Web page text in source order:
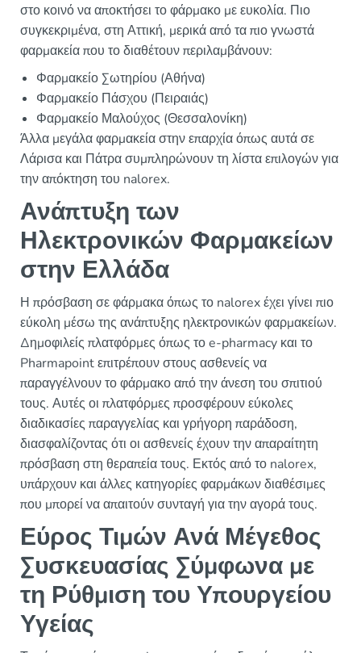
στο κοινό να αποκτήσει το φάρμακο με ευκολία. Πιο
συγκεκριμένα, στη Αττική, μερικά από τα πιο γνωστά
φαρμακεία που το διαθέτουν περιλαμβάνουν:
Φαρμακείο Σωτηρίου (Αθήνα)
Φαρμακείο Πάσχου (Πειραιάς)
Φαρμακείο Μαλούχος (Θεσσαλονίκη)
Άλλα μεγάλα φαρμακεία στην επαρχία όπως αυτά σε
Λάρισα και Πάτρα συμπληρώνουν τη λίστα επιλογών για
την απόκτηση του nalorex.
Ανάπτυξη των
Ηλεκτρονικών Φαρμακείων
στην Ελλάδα
Η πρόσβαση σε φάρμακα όπως το nalorex έχει γίνει πιο
εύκολη μέσω της ανάπτυξης ηλεκτρονικών φαρμακείων.
Δημοφιλείς πλατφόρμες όπως το e-pharmacy και το
Pharmapoint επιτρέπουν στους ασθενείς να
παραγγέλνουν το φάρμακο από την άνεση του σπιτιού
τους. Αυτές οι πλατφόρμες προσφέρουν εύκολες
διαδικασίες παραγγελίας και γρήγορη παράδοση,
διασφαλίζοντας ότι οι ασθενείς έχουν την απαραίτητη
πρόσβαση στη θεραπεία τους. Εκτός από το nalorex,
υπάρχουν και άλλες κατηγορίες φαρμάκων διαθέσιμες
που μπορεί να απαιτούν συνταγή για την αγορά τους.
Εύρος Τιμών Ανά Μέγεθος
Συσκευασίας Σύμφωνα με
τη Ρύθμιση του Υπουργείου
Υγείας